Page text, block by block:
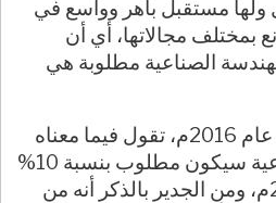
مستقبل باهر وواسع في
بمختلف مجالاتها، أي أن
الصناعية مطلوبة هي
فقد تم إجراء إحصاء في عام 2016م، تقول فيما معناه
أن مجال الهندسة الصناعية سيكون مطلوب بنسبة 10%
بين عامي 2016 – 2026م، ومن الجدير بالذكر أنه من